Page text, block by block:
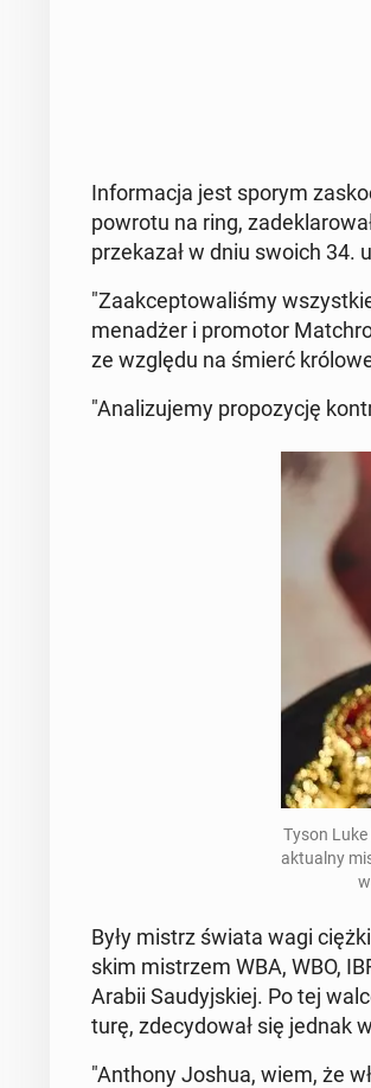
In­for­ma­cja jest sporym
powrotu na ring,
prze­ka­zał w dniu swoich 34.
"Za­ak­cep­to­wa­li­śmy
me­na­dżer i pro­mo­tor
ze względu na śmierć
"Ana­li­zu­je­my pro­po­zy­cję
Tyson
ak­tu­al­ny
Były mistrz świata wagi
skim mi­strzem WBA, WBO,
Arabii Sau­dyj­skiej. Po tej
tu­rę, zde­cy­do­wał się jednak
"Anthony Joshua, wiem, że